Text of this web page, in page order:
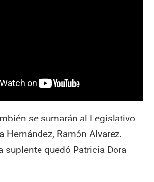
se sumarán al Legislativo
Hernández, Ramón Alvarez.
suplente quedó Patricia Dora